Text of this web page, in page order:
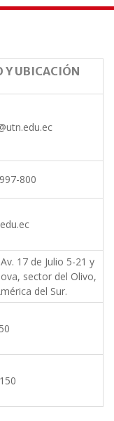
Y UBICACIÓN
800
17 de Julio 5-21 y
sector del Olivo,
del Sur.